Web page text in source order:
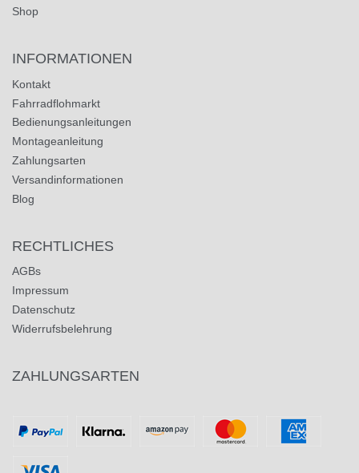
Shop
INFORMATIONEN
Kontakt
Fahrradflohmarkt
Bedienungsanleitungen
Montageanleitung
Zahlungsarten
Versandinformationen
Blog
RECHTLICHES
AGBs
Impressum
Datenschutz
Widerrufsbelehrung
ZAHLUNGSARTEN